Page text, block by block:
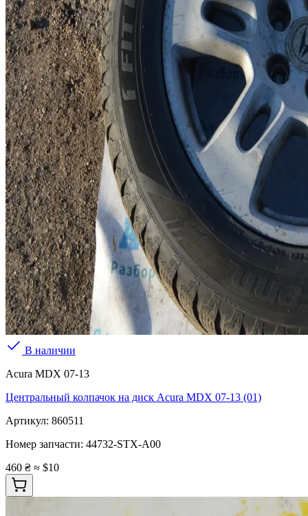
В наличии
Acura MDX 07-13
Центральный колпачок на диск Acura MDX 07-13 (01)
Артикул: 860511
Номер запчасти: 44732-STX-A00
460 ₴ ≈ $10